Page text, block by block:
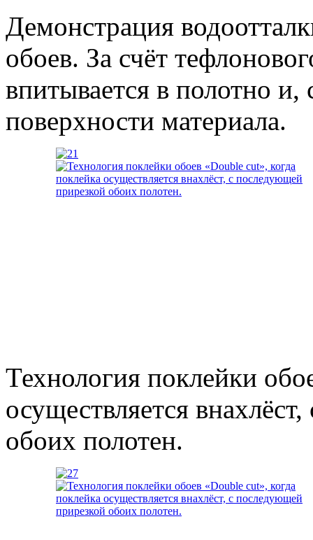
Демонстрация
обоев. За счёт
впитывается в полотно и,
поверхности материала.
Технология поклейки
осуществляется
обоих полотен.